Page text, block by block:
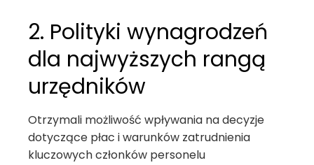
2. Polityki wynagrodzeń
dla najwyższych rangą
urzędników
Otrzymali możliwość wpływania na decyzje
dotyczące płac i warunków zatrudnienia
kluczowych członków personelu